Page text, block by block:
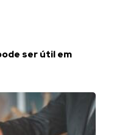
ser útil em